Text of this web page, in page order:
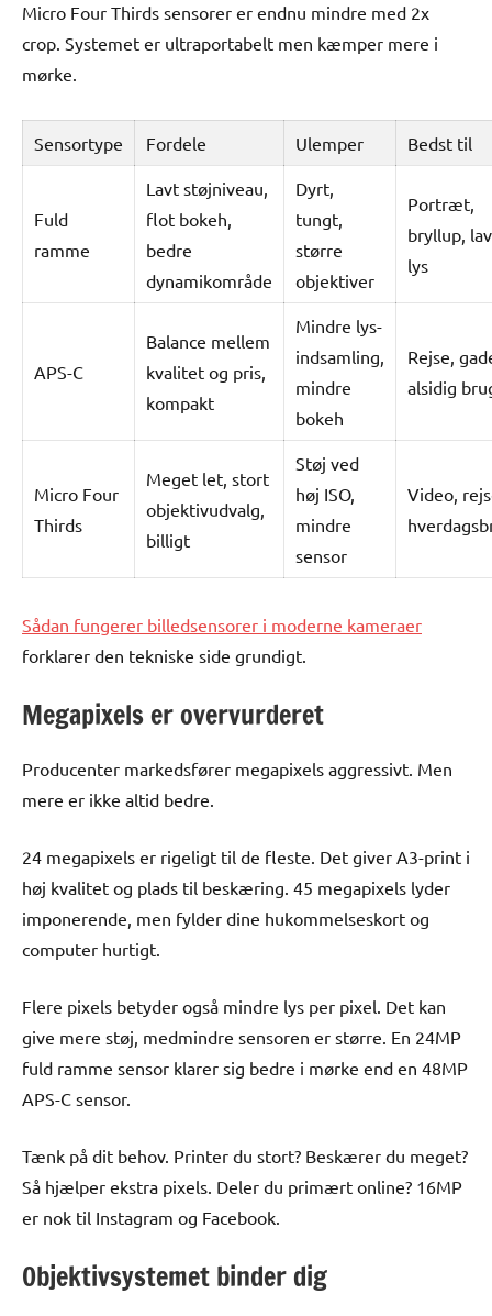
Micro Four Thirds sensorer er endnu mindre med 2x
crop. Systemet er ultraportabelt men kæmper mere i
mørke.
Sensortype Fordele Ulemper Bedst til
Fuld
ramme
Lavt støjniveau,
flot bokeh,
bedre
dynamikområde
Dyrt,
tungt,
større
objektiver
Portræt,
bryllup,
lys
APS-C
Balance mellem
kvalitet og pris,
kompakt
Mindre lys-
indsamling,
mindre
bokeh
Rejse,
alsidig
Micro Four
Thirds
Meget let, stort
objektivudvalg,
billigt
Støj ved
høj ISO,
mindre
sensor
Video,
Sådan fungerer billedsensorer i moderne kameraer
forklarer den tekniske side grundigt.
Megapixels er overvurderet
Producenter markedsfører megapixels aggressivt. Men
mere er ikke altid bedre.
24 megapixels er rigeligt til de fleste. Det giver A3-print i
høj kvalitet og plads til beskæring. 45 megapixels lyder
imponerende, men fylder dine hukommelseskort og
computer hurtigt.
Flere pixels betyder også mindre lys per pixel. Det kan
give mere støj, medmindre sensoren er større. En 24MP
fuld ramme sensor klarer sig bedre i mørke end en 48MP
APS-C sensor.
Tænk på dit behov. Printer du stort? Beskærer du meget?
Så hjælper ekstra pixels. Deler du primært online? 16MP
er nok til Instagram og Facebook.
Objektivsystemet binder dig